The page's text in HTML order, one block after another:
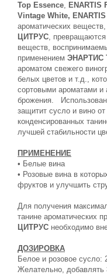
Top Essence, ENARTIS
Vintage White,
ароматических
ЦИТРУС,
веществ,
применением ЭНАРТИС
ароматом свежего
белых цветов и т.д.,
сортовыми ароматами и
брожения.
защитит сусло и вино
конденсированных
лучшей стабильности
ПРИМЕНЕНИЕ
• Белые вина
• Розовые вина в
фруктов и улучшить
Для получения
танине ароматических
ЦИТРУС необходимо
ДОЗИРОВКА
Белое и розовое сусло:
Желательно, добавлять